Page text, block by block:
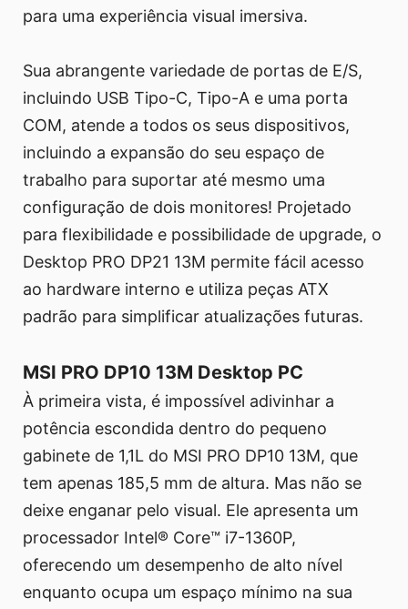
para uma experiência visual imersiva.
Sua abrangente variedade de portas de E/S,
incluindo USB Tipo-C, Tipo-A e uma porta
COM, atende a todos os seus dispositivos,
incluindo a expansão do seu espaço de
trabalho para suportar até mesmo uma
configuração de dois monitores! Projetado
para flexibilidade e possibilidade de upgrade, o
Desktop PRO DP21 13M permite fácil acesso
ao hardware interno e utiliza peças ATX
padrão para simplificar atualizações futuras.
MSI PRO DP10 13M Desktop PC
À primeira vista, é impossível adivinhar a
potência escondida dentro do pequeno
gabinete de 1,1L do MSI PRO DP10 13M, que
tem apenas 185,5 mm de altura. Mas não se
deixe enganar pelo visual. Ele apresenta um
processador Intel® Core™ i7-1360P,
oferecendo um desempenho de alto nível
enquanto ocupa um espaço mínimo na sua